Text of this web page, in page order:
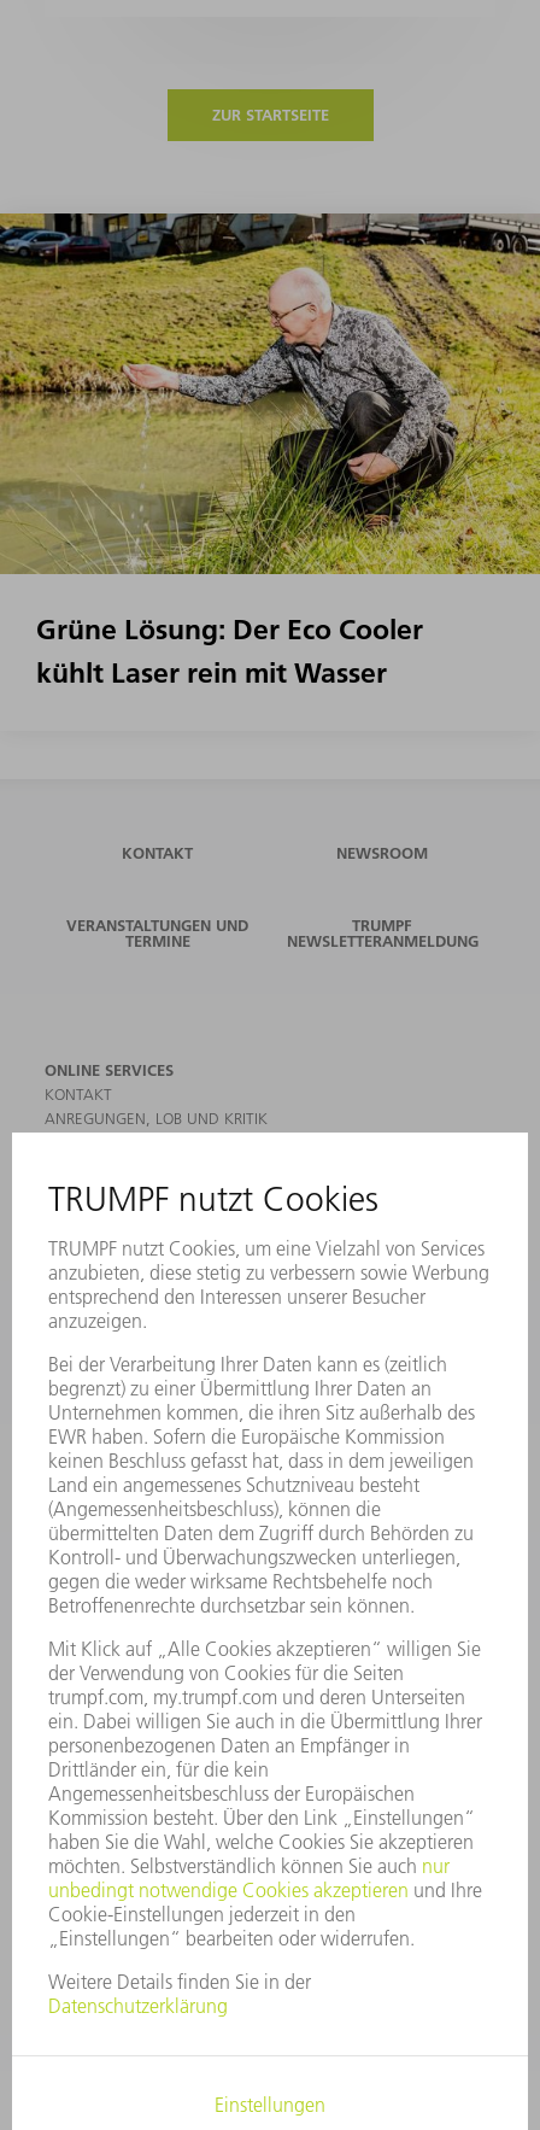
ZUR STARTSEITE
Grüne Lösung: Der Eco Cooler
kühlt Laser rein mit Wasser
KONTAKT NEWSROOM
VERANSTALTUNGEN UND
TERMINE
TRUMPF
NEWSLETTERANMELDUNG
ONLINE SERVICES
KONTAKT
ANREGUNGEN, LOB UND KRITIK
NEWSLETTER-ANMELDUNG
MYTRUMPF
SICHERHEITSDATENBLÄTTER
HÄNDLERSUCHE ELEKTROWERKZEUGE
PRODUKTE
MASCHINEN & SYSTEME
LEISTUNGSELEKTRONIK
ELEKTROWERKZEUGE
SMART FACTORY
SOFTWARE
SERVICES
ANWENDUNGEN
BRANCHEN
UNTERNEHMEN
KARRIERE
STELLENANGEBOTE
UNTERNEHMENSPROFIL
GESCHÄFTSBERICHT
UNTERNEHMENSGRUNDSÄTZE
COMPLIANCE
HINWEISGEBERSYSTEM
SECURITY
PRESSEMITTEILUNGEN
MAGAZINE
LIEFERANTEN
NACHHALTIGKEIT
UMWELT & KLIMA
SOZIALES & GESELLSCHAFT
UNTERNEHMENSFÜHRUNG
IMPRESSUM
DATENSCHUTZ